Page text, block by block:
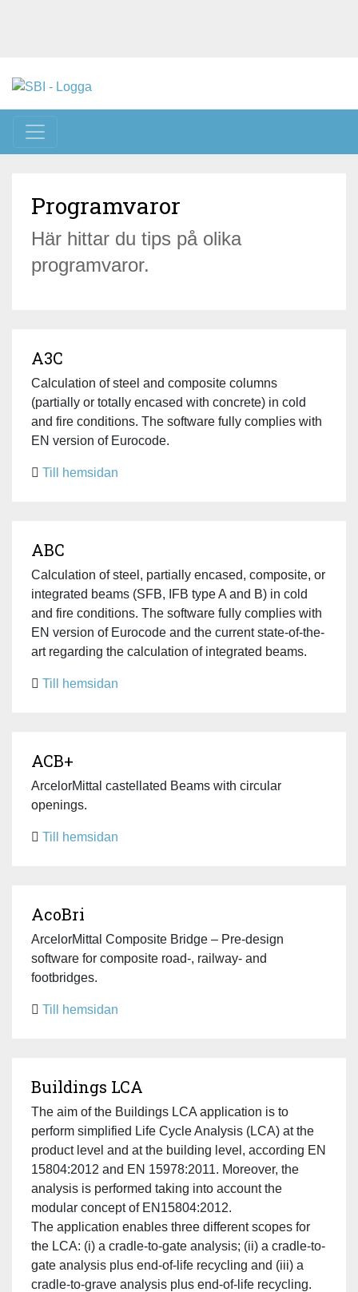
Toggle navigation
Programvaror
Här hittar du tips på olika
programvaror.
A3C
Calculation of steel and composite columns
(partially or totally encased with concrete) in cold
and fire conditions. The software fully complies with
EN version of Eurocode.
Till hemsidan
ABC
Calculation of steel, partially encased, composite, or
integrated beams (SFB, IFB type A and B) in cold
and fire conditions. The software fully complies with
EN version of Eurocode and the current state-of-the-
art regarding the calculation of integrated beams.
Till hemsidan
ACB+
ArcelorMittal castellated Beams with circular
openings.
Till hemsidan
AcoBri
ArcelorMittal Composite Bridge – Pre-design
software for composite road-, railway- and
footbridges.
Till hemsidan
Buildings LCA
The aim of the Buildings LCA application is to
perform simplified Life Cycle Analysis (LCA) at the
product level and at the building level, according EN
15804:2012 and EN 15978:2011. Moreover, the
analysis is performed taking into account the
modular concept of EN15804:2012.
The application enables three different scopes for
the LCA: (i) a cradle-to-gate analysis; (ii) a cradle-to-
gate analysis plus end-of-life recycling and (iii) a
cradle-to-grave analysis plus end-of-life recycling.